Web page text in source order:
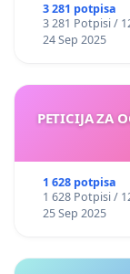
3 281 potpisa
3 281 Potpisi /
24 Sep 2025
PETICIJA ZA
1 628 potpisa
1 628 Potpisi /
25 Sep 2025